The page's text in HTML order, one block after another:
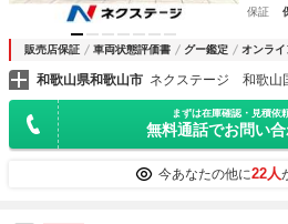
保証
販売店保証 車両状態評価書 グー鑑定 オンラ
和歌山県和歌山市 ネクステージ 和歌山
まずは在庫確認・見積依
無料通話でお問い
今あなたの他に22人